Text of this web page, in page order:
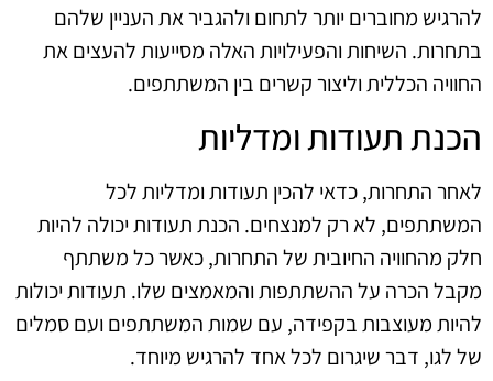
להרגיש מחוברים יותר לתחום ולהגביר את העניין שלהם
בתחרות. השיחות והפעילויות האלה מסייעות להעצים את
החוויה הכללית וליצור קשרים בין המשתתפים.
הכנת תעודות ומדליות
לאחר התחרות, כדאי להכין תעודות ומדליות לכל
המשתתפים, לא רק למנצחים. הכנת תעודות יכולה להיות
חלק מהחוויה החיובית של התחרות, כאשר כל משתתף
מקבל הכרה על ההשתתפות והמאמצים שלו. תעודות יכולות
להיות מעוצבות בקפידה, עם שמות המשתתפים ועם סמלים
של לגו, דבר שיגרום לכל אחד להרגיש מיוחד.